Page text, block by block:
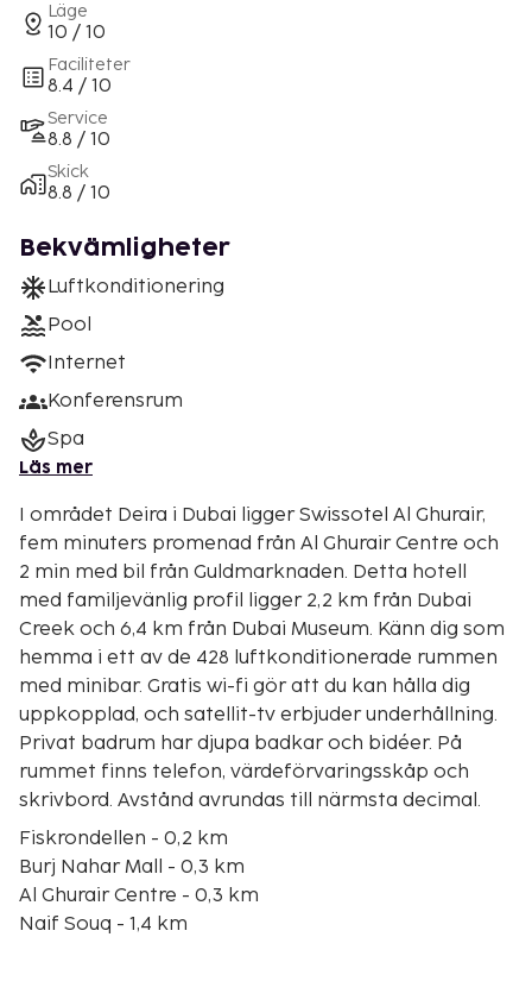
Läge
10 / 10
Faciliteter
8.4 / 10
Service
8.8 / 10
Skick
8.8 / 10
Bekvämligheter
Luftkonditionering
Pool
Internet
Konferensrum
Spa
Läs mer
I området Deira i Dubai ligger Swissotel Al Ghurair,
fem minuters promenad från Al Ghurair Centre och
2 min med bil från Guldmarknaden. Detta hotell
med familjevänlig profil ligger 2,2 km från Dubai
Creek och 6,4 km från Dubai Museum. Känn dig som
hemma i ett av de 428 luftkonditionerade rummen
med minibar. Gratis wi-fi gör att du kan hålla dig
uppkopplad, och satellit-tv erbjuder underhållning.
Privat badrum har djupa badkar och bidéer. På
rummet finns telefon, värdeförvaringsskåp och
skrivbord. Avstånd avrundas till närmsta decimal.
Fiskrondellen - 0,2 km
Burj Nahar Mall - 0,3 km
Al Ghurair Centre - 0,3 km
Naif Souq - 1,4 km